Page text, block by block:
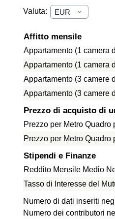
Valuta:
Affitto mensile
Appartamento (1 camera
Appartamento (1 camera
Appartamento (3 camere
Appartamento (3 camere
Prezzo di acquisto di
Prezzo per Metro
Prezzo per Metro
Stipendi e Finanze
Reddito Mensile Medio
Tasso di Interesse del
Numero di dati inseriti
Numero dei contributori